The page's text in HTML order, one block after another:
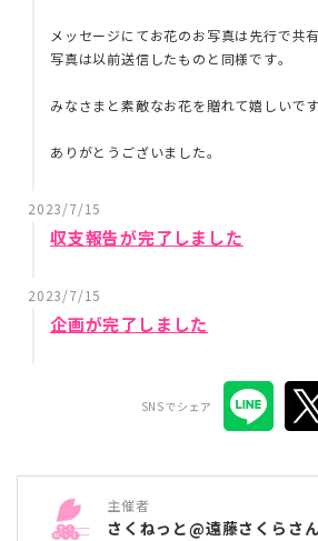
メッセージにてお花のお写真は先行で共
写真は以前送信したものと同様です。
みなさまと素敵なお花を贈れて嬉しいです
ありがとうございました。
2023/7/15
収支報告が完了しました
2023/7/15
企画が完了しました
SNSでシェア
主催者
さくねっと@遠藤さくらさ